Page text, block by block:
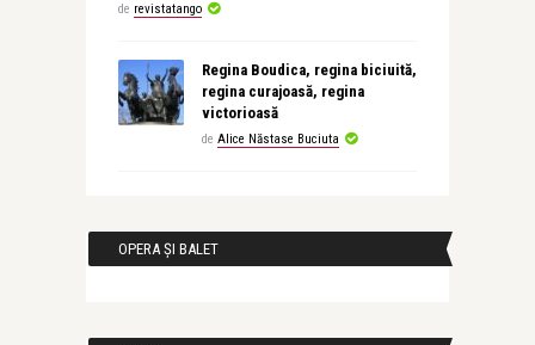
de revistatango
Regina Boudica, regina biciuită,
regina curajoasă, regina
victorioasă
de Alice Năstase Buciuta
OPERA ȘI BALET